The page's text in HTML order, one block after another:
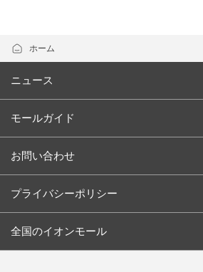
ホーム
ニュース
モールガイド
お問い合わせ
プライバシーポリシー
全国のイオンモール